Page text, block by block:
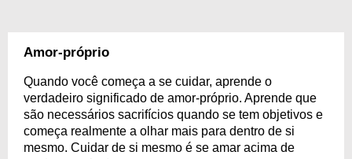
Amor-próprio
Quando você começa a se cuidar, aprende o
verdadeiro significado de amor-próprio. Aprende que
são necessários sacrifícios quando se tem objetivos e
começa realmente a olhar mais para dentro de si
mesmo. Cuidar de si mesmo é se amar acima de